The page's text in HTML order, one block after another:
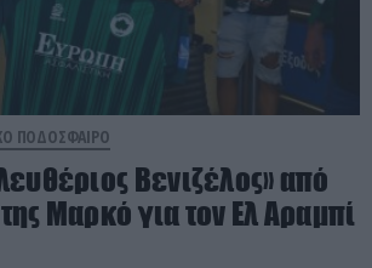
ΠΟΔΟΣΦΑΙΡΟ
Βενιζέλος» από
Μαρκό για τον Ελ Αραμπί